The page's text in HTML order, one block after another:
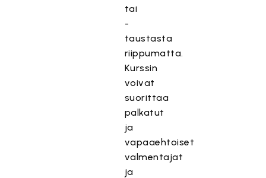
tai
-
taustasta
riippumatta.
Kurssin
voivat
suorittaa
palkatut
ja
vapaaehtoiset
valmentajat
ja